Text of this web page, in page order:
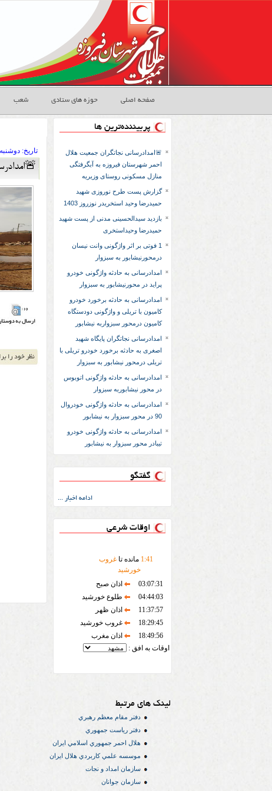
صفحه اصلی حوزه های ستادی شعب
پربیننده‌ترین ها
🚨امدادرسانی نجاتگران جمعیت هلال
احمر شهرستان فیروزه به آبگرفتگی
منازل مسکونی روستای وزیریه
گزارش پست طرح نوروزی شهید
حمیدرضا وحید استخریدر نوزروز 1403
بازدید سیدالحسینی مدنی از پست شهید
حمیدرضا وحیداستخری
1 فوتی بر اثر واژگونی وانت نیسان
درمحورنیشابور به سبزوار
امدادرسانی به حادثه واژگونی خودرو
پراید در محورنیشابور به سبزوار
امدادرسانی به حادثه برخورد خودرو
کامیون با تریلی و واژگونی دودستگاه
کامیون درمحور سبزواربه نیشابور
امدادرسانی نجاتگران پایگاه شهید
اصغری به حادثه برخورد خودرو تریلی با
تریلی درمحور نیشابور به سبزوار
امدادرسانی به حادثه واژگونی اتوبوس
در محور نیشابوربه سبزوار
امدادرسانی به حادثه واژگونی خودروال
90 در محور سبزوار به نیشابور
امدادرسانی به حادثه واژگونی خودرو
تیبادر محور سبزوار به نیشابور
گفتگو
ادامه اخبار ...
اوقات شرعی
1:41 مانده تاغروب
خورشید
03:07:31
اذان صبح
04:44:03
طلوع خورشید
11:37:57
اذان ظهر
18:29:45
غروب خورشید
18:49:56
اذان مغرب
اوقات به افق :
تاريخ: ۱۴۰۳ دوشنبه ۱۷ ارديبهشت
لینک های مرتبط
دفتر مقام معظم رهبري
دفتر رياست جمهوري
هلال احمر جمهوري اسلامي ايران
موسسه علمي كاربردي هلال ایران
سازمان امداد و نجات
سازمان جوانان